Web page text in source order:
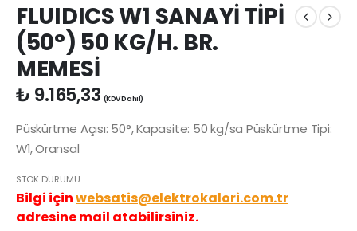
FLUIDICS W1 SANAYİ TİPİ
(50°) 50 KG/H. BR.
MEMESİ
₺ 9.165,33 (KDV Dahil)
Püskürtme Açısı: 50°, Kapasite: 50 kg/sa Püskürtme Tipi:
W1, Oransal
STOK DURUMU:
Bilgi içinwebsatis@elektrokalori.com.tr
adresine mail atabilirsiniz.